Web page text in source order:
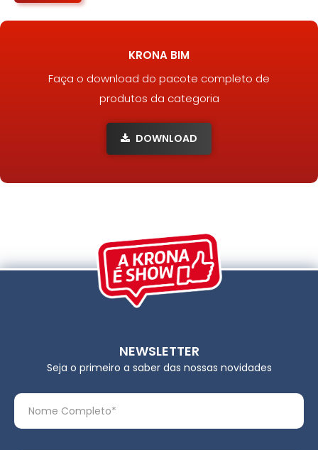
KRONA BIM
Faça o download do pacote completo de
produtos da categoria
DOWNLOAD
NEWSLETTER
Seja o primeiro a saber das nossas novidades